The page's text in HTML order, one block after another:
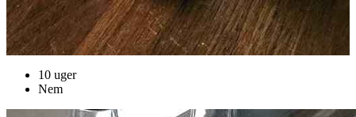
10 uger
Nem